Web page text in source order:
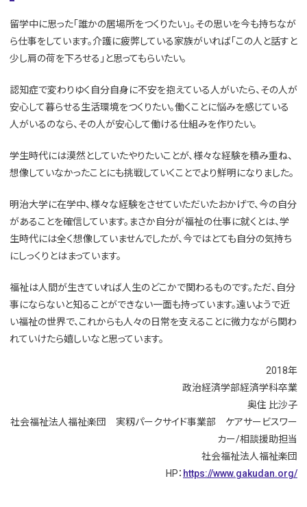
留学中に思った「誰かの居場所をつくりたい」。その思いを今も持ちなが
ら仕事をしています。介護に疲弊している家族がいれば「この人と話すと
少し肩の荷を下ろせる」と思ってもらいたい。
認知症で変わりゆく自分自身に不安を抱えている人がいたら、その人が
安心して暮らせる生活環境をつくりたい。働くことに悩みを感じている
人がいるのなら、その人が安心して働ける仕組みを作りたい。
学生時代には漠然としていたやりたいことが、様々な経験を積み重ね、
想像していなかったことにも挑戦していくことでより鮮明になりました。
明治大学に在学中、様々な経験をさせていただいたおかげで、今の自分
があることを確信しています。まさか自分が福祉の仕事に就くとは、学
生時代には全く想像していませんでしたが、今ではとても自分の気持ち
にしっくりとはまっています。
福祉は人間が生きていれば人生のどこかで関わるものです。ただ、自分
事にならないと知ることができない一面も持っています。遠いようで近
い福祉の世界で、これからも人々の日常を支えることに微力ながら関わ
れていけたら嬉しいなと思っています。
2018年
政治経済学部経済学科卒業
奥住 比沙子
社会福祉法人福祉楽団 実籾パークサイド事業部 ケアサービスワー
カー/相談援助担当
社会福祉法人福祉楽団
HP： https://www.gakudan.org/